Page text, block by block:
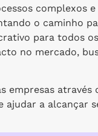
complexos
o caminho
para todos
no mercado,
empresas através
ajudar a alcançar